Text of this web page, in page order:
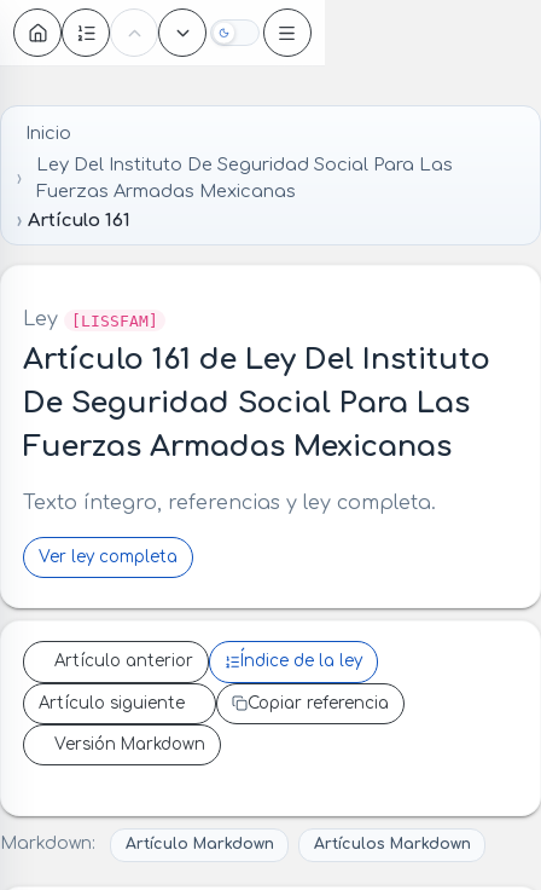
Oscuro
Inicio
Ley Del Instituto De Seguridad Social Para Las
Fuerzas Armadas Mexicanas
Artículo 161
Ley [LISSFAM]
Artículo 161 de Ley Del Instituto
De Seguridad Social Para Las
Fuerzas Armadas Mexicanas
Texto íntegro, referencias y ley completa.
Ver ley completa
Artículo anterior Índice de la ley
Artículo siguiente Copiar referencia
Versión Markdown
Markdown: Artículo Markdown Artículos Markdown